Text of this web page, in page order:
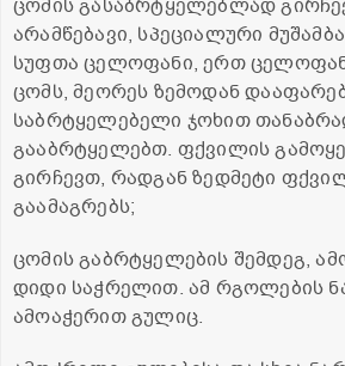
ცომის გასაბრტყელებლად
არამწებავი, სპეციალური
სუფთა ცელოფანი, ერთ
ცომს, მეორეს ზემოდან
საბრტყელებელი ჯოხით
გააბრტყელებთ. ფქვილის
გირჩევთ, რადგან ზედმეტი
გაამაგრებს;
ცომის გაბრტყელების შემდეგ,
დიდი საჭრელით. ამ რგოლების
ამოაჭერით გულიც.